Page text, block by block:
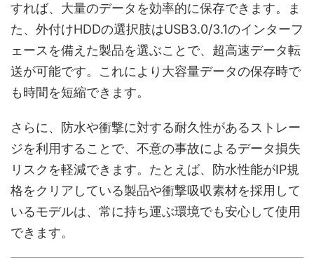
すれば、大量のデータを効率的に保存できます。ま
た、外付けHDDの選択肢はUSB3.0/3.1のインターフ
ェースを備えた製品を選ぶことで、超高速データ転
送が可能です。これにより大容量データの保存時で
も時間を短縮できます。
さらに、防水や衝撃に対する耐久性があるストレー
ジを利用することで、不意の事故によるデータ損失
リスクを軽減できます。たとえば、防水性能がIP規
格をクリアしている製品や衝撃吸収素材を採用して
いるモデルは、常に持ち運ぶ環境でも安心して使用
できます。